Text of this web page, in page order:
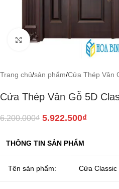
Click to enlarge
Trang chủ/sản phẩm/Cửa Thép Vân
Cửa Thép Vân Gỗ 5D
6.200.000₫ 5.922.500₫
THÔNG TIN SẢN PHẨM
Tên sản phẩm: Cửa Classic